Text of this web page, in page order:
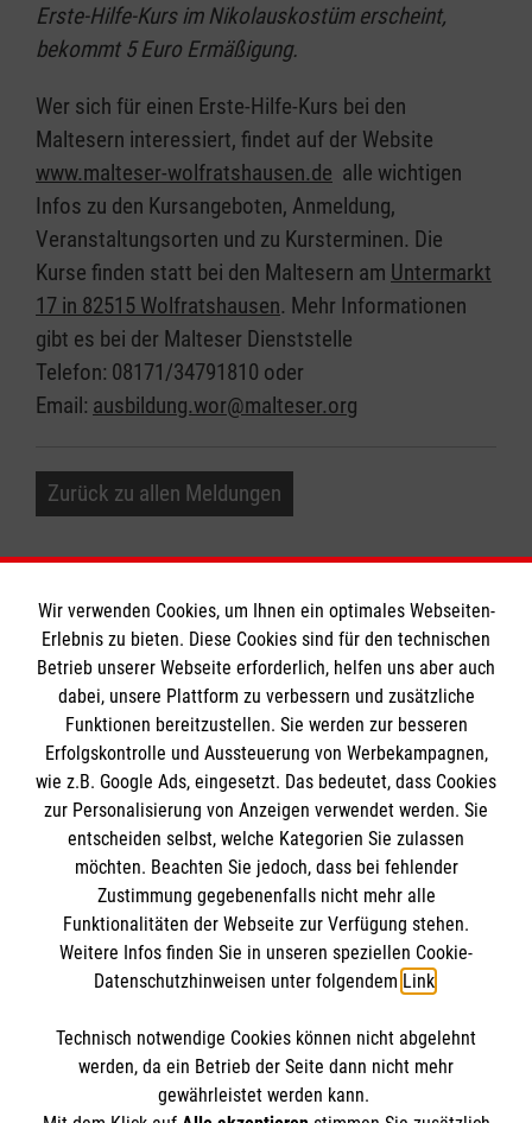
Erste-Hilfe-Kurs im Nikolauskostüm erscheint,
bekommt 5 Euro Ermäßigung.
Wer sich für einen Erste-Hilfe-Kurs bei den
Maltesern interessiert, findet auf der Website
www.malteser-wolfratshausen.de alle wichtigen
Infos zu den Kursangeboten, Anmeldung,
Veranstaltungsorten und zu Kursterminen. Die
Kurse finden statt bei den Maltesern am Untermarkt
17 in 82515 Wolfratshausen. Mehr Informationen
gibt es bei der Malteser Dienststelle
Telefon: 08171/34791810 oder
Email: ausbildung.wor@malteser.org
Zurück zu allen Meldungen
Informationen
Impressum
Datenschutz
Kontakt
Barrierefreiheit
Die Malteser
Malteser in Deutschland
Malteserorden
Sharepoint
Spendenkonto
Bank: PAX Bank für Kirche und Caritas eG
IBAN: DE56 3706 0120 1201 2137 34
So finden Sie uns
Wir verwenden Cookies, um Ihnen ein optimales Webseiten-
Erlebnis zu bieten. Diese Cookies sind für den technischen
Betrieb unserer Webseite erforderlich, helfen uns aber auch
dabei, unsere Plattform zu verbessern und zusätzliche
Funktionen bereitzustellen. Sie werden zur besseren
Erfolgskontrolle und Aussteuerung von Werbekampagnen,
wie z.B. Google Ads, eingesetzt. Das bedeutet, dass Cookies
zur Personalisierung von Anzeigen verwendet werden. Sie
entscheiden selbst, welche Kategorien Sie zulassen
möchten. Beachten Sie jedoch, dass bei fehlender
Zustimmung gegebenenfalls nicht mehr alle
Funktionalitäten der Webseite zur Verfügung stehen.
Weitere Infos finden Sie in unseren speziellen Cookie-
Datenschutzhinweisen unter folgendem Link.
Technisch notwendige Cookies können nicht abgelehnt
werden, da ein Betrieb der Seite dann nicht mehr
gewährleistet werden kann.